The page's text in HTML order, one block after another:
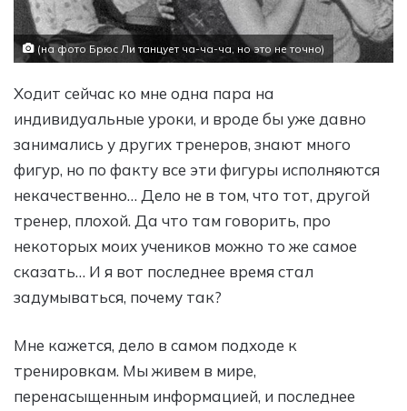
(на фото Брюс Ли танцует ча-ча-ча, но это не точно)
Ходит сейчас ко мне одна пара на
индивидуальные уроки, и вроде бы уже давно
занимались у других тренеров, знают много
фигур, но по факту все эти фигуры исполняются
некачественно… Дело не в том, что тот, другой
тренер, плохой. Да что там говорить, про
некоторых моих учеников можно то же самое
сказать… И я вот последнее время стал
задумываться, почему так?
Мне кажется, дело в самом подходе к
тренировкам. Мы живем в мире,
перенасыщенным информацией, и последнее